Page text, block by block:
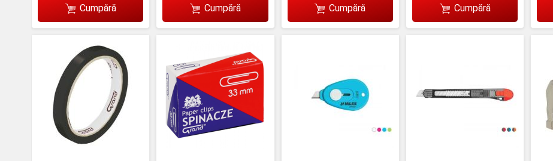
Cumpără Cumpără Cumpără Cumpără